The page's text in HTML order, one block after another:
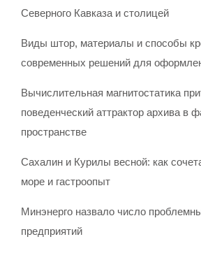
Северного Кавказа и столицей
Виды штор, материалы и способы
современных решений для
Вычислительная магнитостатика
поведенческий аттрактор архива в
пространстве
Сахалин и Курилы весной: как
море и гастроопыт
Минэнерго назвало число
предприятий